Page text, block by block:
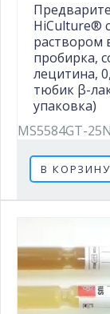
HiCulture®
раствором
пробирка,
лецитина,
тюбик β-
упаковка)
MS5584GT-
В КОРЗИНУ